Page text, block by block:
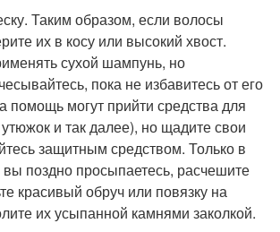
Таким образом, если волосы
их в косу или высокий хвост.
сухой шампунь, но
пока не избавитесь от его
помощь могут прийти средства для
и так далее), но щадите свои
защитным средством. Только в
поздно просыпаетесь, расчешите
красивый обруч или повязку на
их усыпанной камнями заколкой.